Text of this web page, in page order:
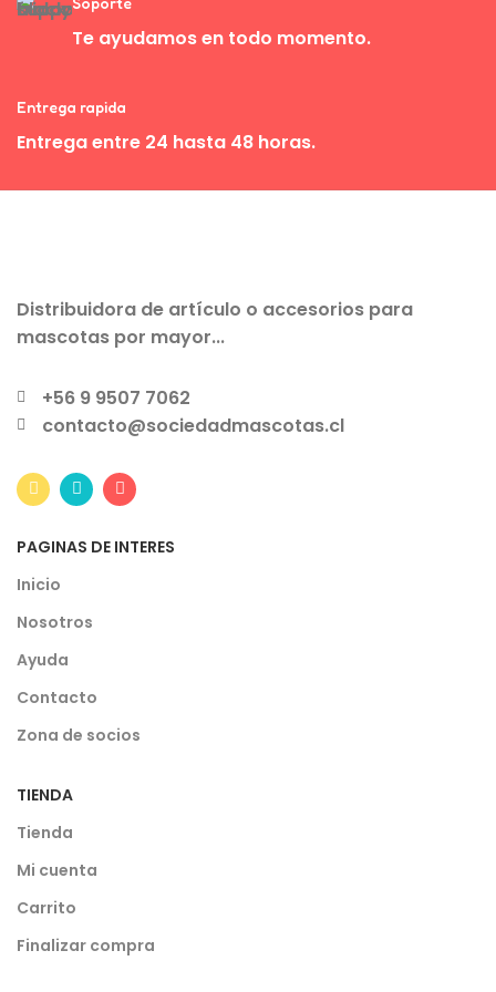
Te ayudamos en todo momento.
Entrega rapida
Entrega entre 24 hasta 48 horas.
Distribuidora de artículo o accesorios para
mascotas por mayor...
+56 9 9507 7062
contacto@sociedadmascotas.cl
PAGINAS DE INTERES
Inicio
Nosotros
Ayuda
Contacto
Zona de socios
TIENDA
Tienda
Mi cuenta
Carrito
Finalizar compra